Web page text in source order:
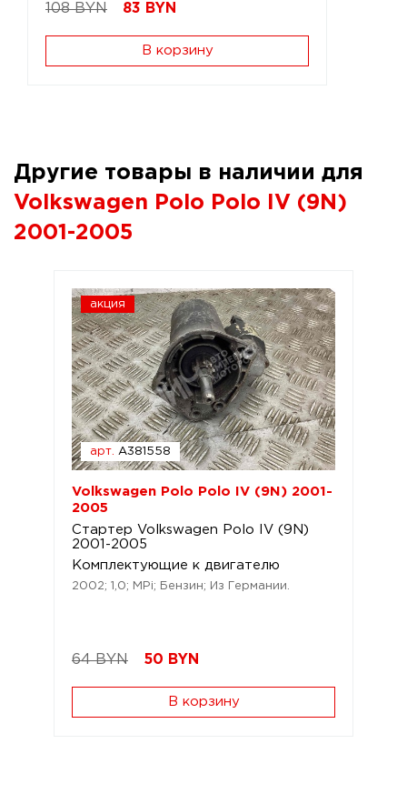
108 BYN 83 BYN
В корзину
Другие товары в наличии для
Volkswagen Polo Polo IV (9N)
2001-2005
акция
арт. A381558
Volkswagen Polo Polo IV (9N) 2001-
2005
Стартер Volkswagen Polo IV (9N)
2001-2005
Комплектующие к двигателю
2002; 1,0; MPi; Бензин; Из Германии.
64 BYN 50 BYN
В корзину